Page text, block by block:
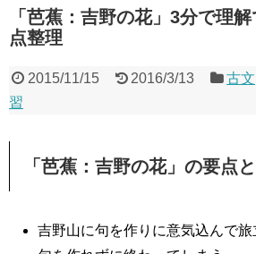
「芭蕉：吉野の花」3分で理
点整理
2015/11/15 2016/3/13 古文
習
「芭蕉：吉野の花」の要点
吉野山に句を作りに意気込んで